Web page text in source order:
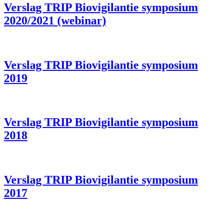
Verslag TRIP Biovigilantie symposium
2020/2021 (webinar)
Verslag TRIP Biovigilantie symposium
2019
Verslag TRIP Biovigilantie symposium
2018
Verslag TRIP Biovigilantie symposium
2017